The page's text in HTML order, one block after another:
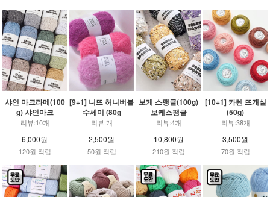
샤인 마크라메(100
g) 샤인마크
리뷰:10개
6,000원
120원 적립
[9+1] 니뜨 허니버블
수세미 (80g
리뷰:개
2,500원
50원 적립
보케 스팽글(100g)
보케스팽글
리뷰:4개
10,800원
210원 적립
[10+1] 카렌 뜨개실
(50g)
리뷰:38개
3,500원
70원 적립